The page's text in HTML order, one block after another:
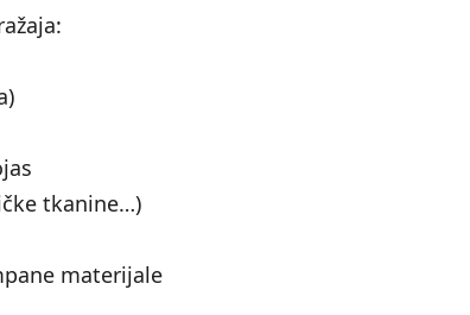
tkanine…)
materijale